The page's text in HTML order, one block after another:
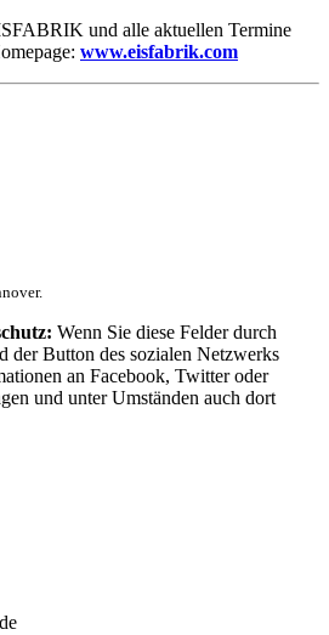
und alle aktuellen Termine
www.eisfabrik.com
Wenn Sie diese Felderdurch
Button des sozialen Netzwerks
an Facebook, Twitter oder
und unter Umständen auch dort